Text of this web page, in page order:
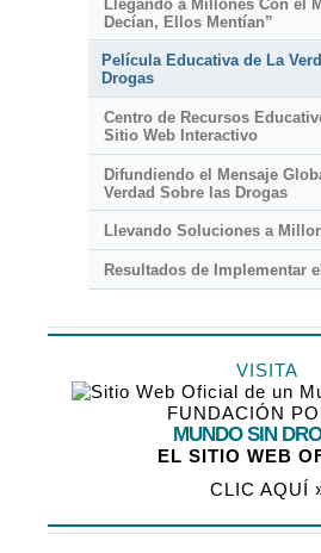
Llegando a Millones Con el
Decían, Ellos Mentían”
Película Educativa de La
Drogas
Centro de Recursos
Sitio Web Interactivo
Difundiendo el Mensaje
Verdad Sobre las Drogas
Llevando Soluciones a
Resultados de Implementar
VISITA
FUNDACIÓN
MUNDO SIN
EL SITIO WEB
CLIC AQUÍ